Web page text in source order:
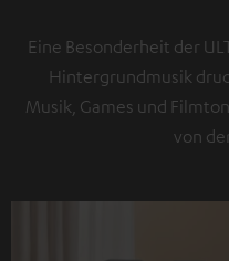
Eine Besonderheit der
Hintergrundmusik
Musik, Games und
von